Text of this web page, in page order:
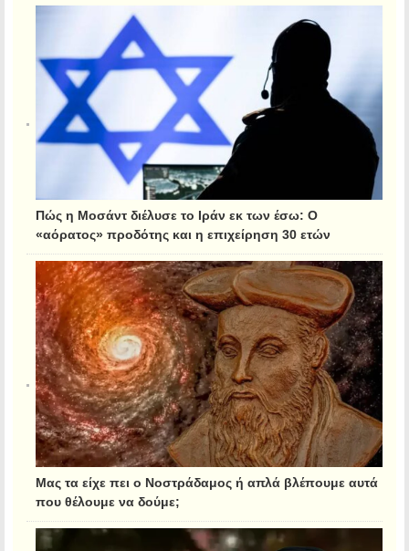
Πώς η Μοσάντ διέλυσε το Ιράν εκ των έσω: Ο
«αόρατος» προδότης και η επιχείρηση 30 ετών
Μας τα είχε πει ο Νοστράδαμος ή απλά βλέπουμε αυτά
που θέλουμε να δούμε;